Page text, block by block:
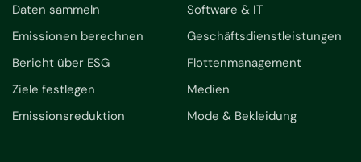
Daten sammeln
Emissionen berechnen
Bericht über ESG
Ziele festlegen
Emissionsreduktion
Software & IT
Geschäftsdienstleistungen
Flottenmanagement
Medien
Mode & Bekleidung